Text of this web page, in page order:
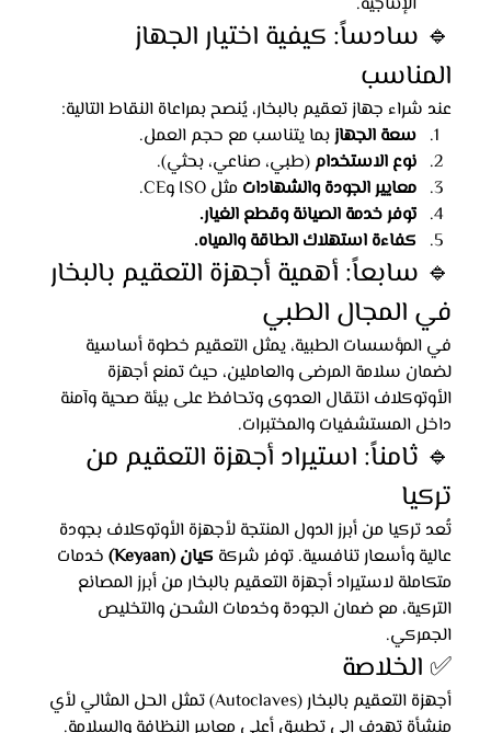
🔹 سادساً: كيفية اختيار الجهاز
المناسب
عند شراء جهاز تعقيم بالبخار، يُنصح بمراعاة النقاط التالية:
سعة الجهاز بما يتناسب مع حجم العمل.
نوع الاستخدام (طبي، صناعي، بحثي).
معايير الجودة والشهادات مثل ISO وCE.
توفر خدمة الصيانة وقطع الغيار.
كفاءة استهلاك الطاقة والمياه.
🔹 سابعاً: أهمية أجهزة التعقيم بالبخار
في المجال الطبي
في المؤسسات الطبية، يمثل التعقيم خطوة أساسية
لضمان سلامة المرضى والعاملين، حيث تمنع أجهزة
الأوتوكلاف انتقال العدوى وتحافظ على بيئة صحية وآمنة
داخل المستشفيات والمختبرات.
🔹 ثامناً: استيراد أجهزة التعقيم من
تركيا
تُعد تركيا من أبرز الدول المنتجة لأجهزة الأوتوكلاف بجودة
عالية وأسعار تنافسية. توفر شركة كيان (Keyaan)
خدمات
متكاملة لاستيراد أجهزة التعقيم بالبخار من أبرز المصانع
التركية، مع ضمان الجودة وخدمات الشحن والتخليص
الجمركي.
✅ الخلاصة
أجهزة التعقيم بالبخار (Autoclaves) تمثل الحل المثالي لأي